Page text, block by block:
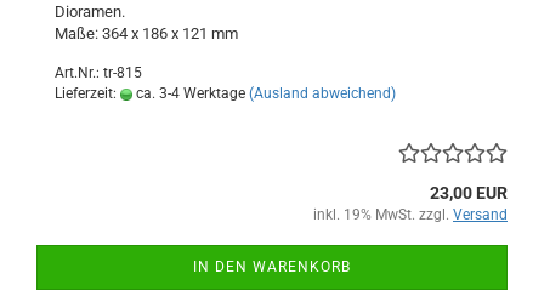
Dioramen.
Maße: 364 x 186 x 121 mm
Art.Nr.: tr-815
Lieferzeit:
ca. 3-4 Werktage (Ausland abweichend)
23,00 EUR
inkl. 19% MwSt. zzgl. Versand
IN DEN WARENKORB